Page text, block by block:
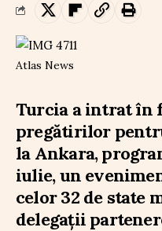
Atlas News
Turcia a intrat în
pregătirilor
la Ankara,
iulie, un
celor 32 de state
delegații